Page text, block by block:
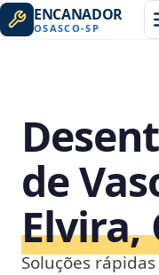
ENCANADOR
OSASCO-SP
de
Elvira,
Soluções